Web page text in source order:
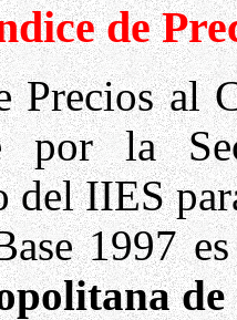
de
Precios al
por la
del IIES
1997
de